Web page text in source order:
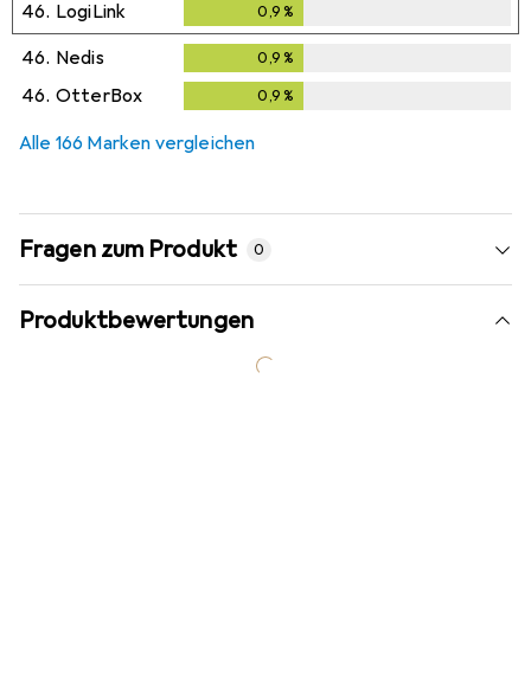
46. LogiLink 0,9 %
46. Nedis 0,9 %
46. OtterBox 0,9 %
Alle 166 Marken vergleichen
Fragen zum Produkt 0
Produktbewertungen